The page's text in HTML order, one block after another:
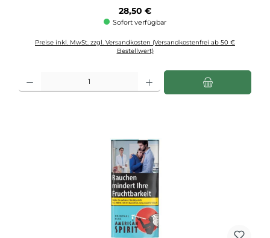
Regulärer Preis:
28,50 €
Sofort verfügbar
Preise inkl. MwSt. zzgl. Versandkosten (Versandkostenfrei ab 50 €
Bestellwert)
Produkt Anzahl: Gib den gewünschten Wert ein oder benutze die Schaltflächen